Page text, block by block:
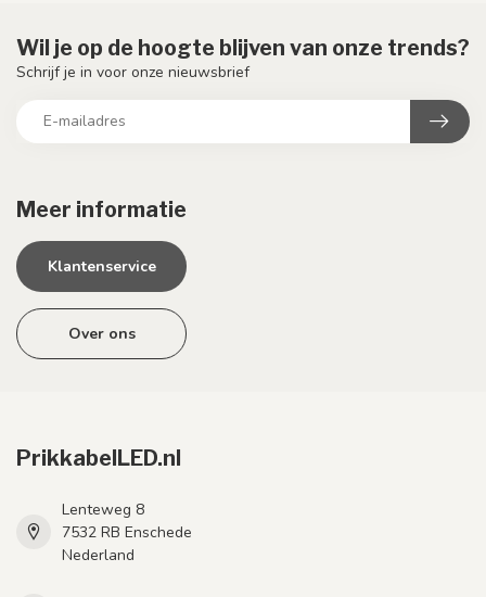
Meer informatie
Klantenservice
Over ons
Wil je op de hoogte blijven van onze trends?
Schrijf je in voor onze nieuwsbrief
PrikkabelLED.nl
Lenteweg 8
7532 RB Enschede
Nederland